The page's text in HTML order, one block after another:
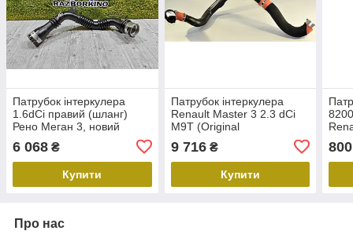
Патрубок інтеркулера
1.6dCi правий (шланг)
Рено Меган 3, новий
144603264R (оригінал)
6 068 ₴
Купити
Патрубок інтеркулера
Renault Master 3 2.3 dCi
M9T (Original
144601765R) Рено мастер
9 716₴
Купити
800
Про нас